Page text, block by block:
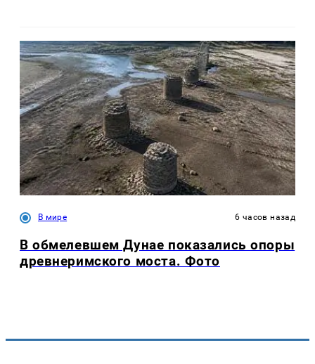
В мире 6 часов назад
В обмелевшем Дунае показались опоры
древнеримского моста. Фото